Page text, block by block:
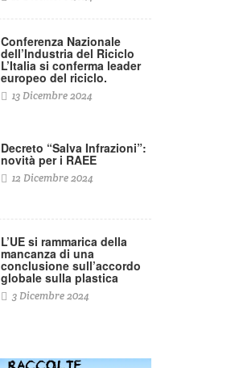
Conferenza Nazionale
dell’Industria del Riciclo
L’Italia si conferma leader
europeo del riciclo.
13 Dicembre 2024
Decreto “Salva Infrazioni”:
novità per i RAEE
12 Dicembre 2024
L’UE si rammarica della
mancanza di una
conclusione sull’accordo
globale sulla plastica
3 Dicembre 2024